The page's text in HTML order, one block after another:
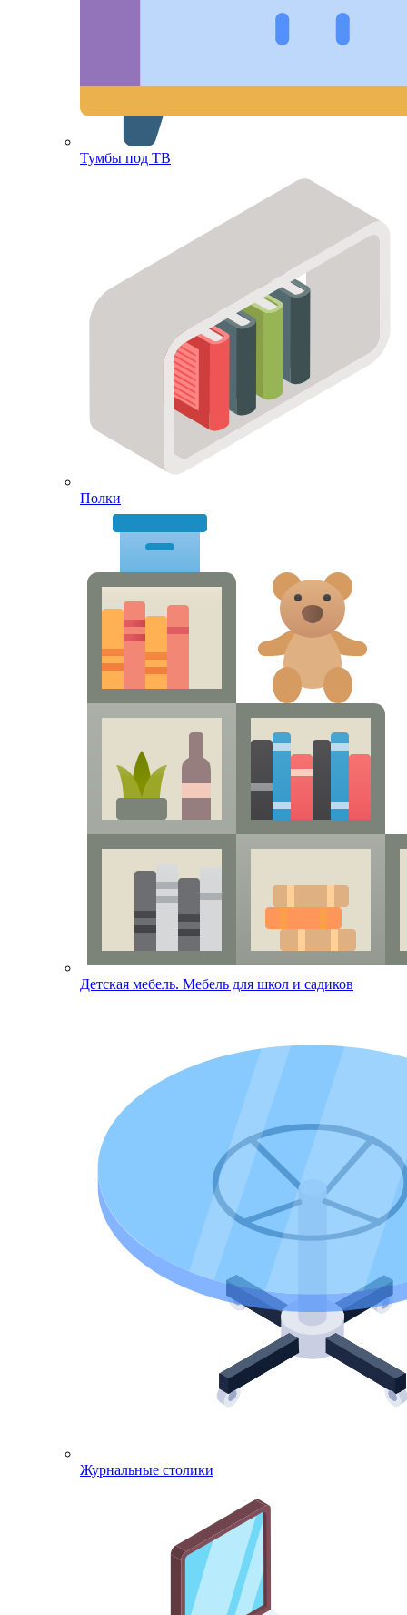
Тумбы под ТВ
Полки
Детская мебель. Мебель для школ и садиков
Журнальные столики